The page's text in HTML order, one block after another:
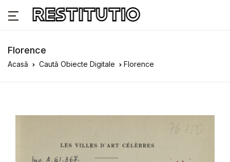
Florence
Acasă Caută Obiecte Digitale Florence